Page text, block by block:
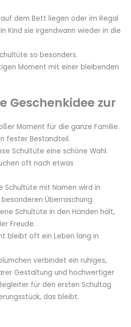
dem Bett liegen oder im Regal
Kind sie irgendwann wieder in die
so besonders.
Moment mit einer bleibenden
Geschenkidee zur
Moment für die ganze Familie.
fester Bestandteil.
Schultüte eine schöne Wahl.
oft nach etwas
Schultüte mit Namen wird in
Überraschung.
Schultüte in den Händen hält,
Freude.
bleibt oft ein Leben lang in
verbindet ein ruhiges,
Gestaltung und hochwertiger
für den ersten Schultag
das bleibt.